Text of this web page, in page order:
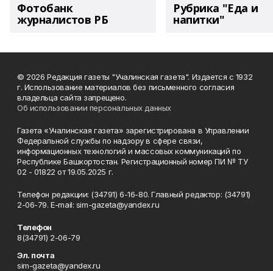
Фотобанк
журналистов РБ
Рубрика "Еда и
напитки"
© 2026 Редакция газеты "Учалинская газета". Издается с 1932
г. Использование материалов без письменного согласия
владельца сайта запрещено.
Об использовании персональных данных
Газета «Учалинская газета» зарегистрирована в Управлении
Федеральной службы по надзору в сфере связи,
информационных технологий и массовых коммуникаций по
Республике Башкортостан. Регистрационный номер ПИ № ТУ
02 - 01822 от 19.05.2025 г.
Телефон редакции: (34791) 6-16-80. Главный редактор: (34791)
2-06-79. Е-mаil: sim-gazeta@yandex.ru
Телефон
8(34791) 2-06-79
Эл. почта
sim-gazeta@yandex.ru